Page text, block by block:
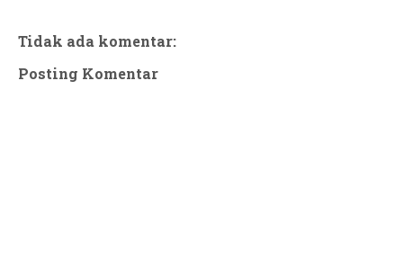
Tidak ada komentar:
Posting Komentar